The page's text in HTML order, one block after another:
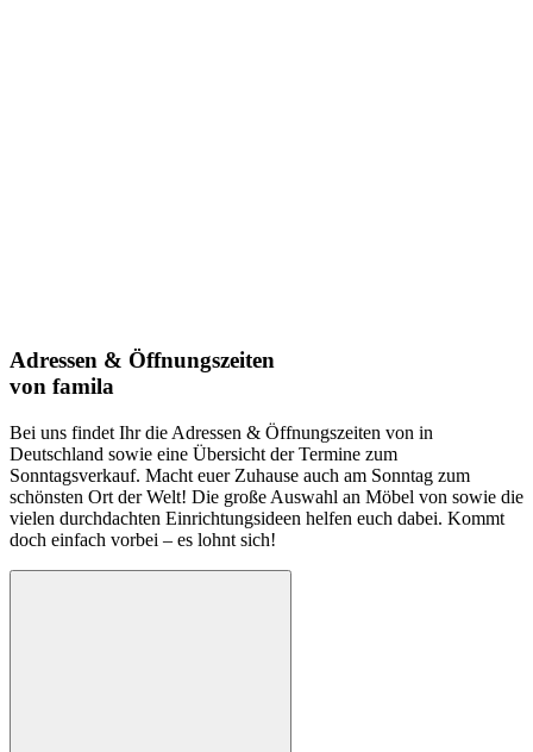
Adressen & Öffnungszeiten
von famila
Bei uns findet Ihr die Adressen & Öffnungszeiten von in
Deutschland sowie eine Übersicht der Termine zum
Sonntagsverkauf. Macht euer Zuhause auch am Sonntag zum
schönsten Ort der Welt! Die große Auswahl an Möbel von sowie die
vielen durchdachten Einrichtungsideen helfen euch dabei. Kommt
doch einfach vorbei – es lohnt sich!